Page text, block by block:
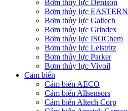
Bơm thủy lực Denison
Bơm thủy lực EASTERN
Bơm thủy lực Galtech
Bơm thủy lực Grindex
Bơm thủy lực ISOChem
Bơm thủy lực Leistritz
Bơm thủy lực Parker
Bơm thủy lực Vivoil
Cảm biến
Cảm biến AECO
Cảm biến Allsensors
Cảm biến Altech Corp